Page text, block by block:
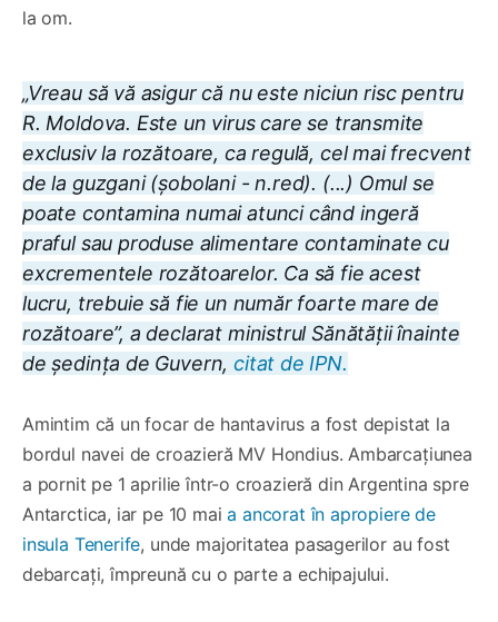
la om.
„Vreau să vă asigur că nu este niciun risc pentru
R. Moldova. Este un virus care se transmite
exclusiv la rozătoare, ca regulă, cel mai frecvent
de la guzgani (șobolani - n.red). (...) Omul se
poate contamina numai atunci când ingeră
praful sau produse alimentare contaminate cu
excrementele rozătoarelor. Ca să fie acest
lucru, trebuie să fie un număr foarte mare de
rozătoare”, a declarat ministrul Sănătății înainte
de ședința de Guvern,citat de IPN.
Amintim că un focar de hantavirus a fost depistat la
bordul navei de croazieră MV Hondius. Ambarcațiunea
a pornit pe 1 aprilie într-o croazieră din Argentina spre
Antarctica, iar pe 10 maia ancorat în apropiere de
insula Tenerife, unde majoritatea pasagerilor au fost
debarcați, împreună cu o parte a echipajului.